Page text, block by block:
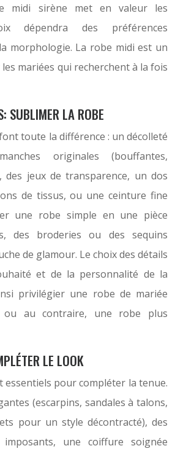
midi sirène met en valeur les
dépendra des préférences
morphologie. La robe midi est un
mariées qui recherchent à la fois
SUBLIMER LA ROBE
toute la différence : un décolleté
originales (bouffantes,
des jeux de transparence, un dos
de tissus, ou une ceinture fine
une robe simple en une pièce
des broderies ou des sequins
de glamour. Le choix des détails
et de la personnalité de la
privilégier une robe de mariée
ou au contraire, une robe plus
LE LOOK
essentiels pour compléter la tenue.
(escarpins, sandales à talons,
pour un style décontracté), des
une coiffure soignée